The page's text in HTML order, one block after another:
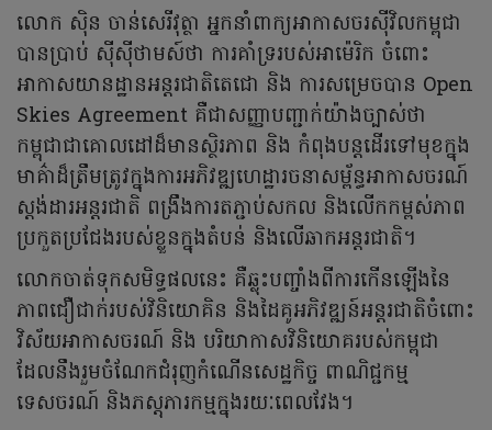
លោក ស៊ិន ចាន់សេរីវុត្ថា អ្នកនាំពាក្យអាកាសចរស៊ីវិលកម្ពុជា
បានប្រាប់ ស៊ីស៊ីថាមស៍ថា ការគាំទ្ររបស់អាម៉េរិក ចំពោះ
អាកាសយានដ្ឋានអន្តរជាតិតេជោ និង ការសម្រេចបាន Open
Skies Agreement គឺជាសញ្ញាបញ្ជាក់យ៉ាងច្បាស់ថា
កម្ពុជាជាគោលដៅដ៏មានស្ថិរភាព និង កំពុងបន្តដើរទៅមុខក្នុង
មាគ៌ាដ៏ត្រឹមត្រូវក្នុងការអភិវឌ្ឍហេដ្ឋារចនាសម្ព័ន្ធអាកាសចរណ៍
ស្តង់ដារអន្តរជាតិ ពង្រឹងការតភ្ជាប់សកល និងលើកកម្ពស់ភាព
ប្រកួតប្រជែងរបស់ខ្លួនក្នុងតំបន់ និងលើឆាកអន្តរជាតិ។
លោកចាត់ទុកសមិទ្ធផលនេះ គឺឆ្លុះបញ្ចាំងពីការកើនឡើងនៃ
ភាពជឿជាក់របស់វិនិយោគិន និងដៃគូអភិវឌ្ឍន៍អន្តរជាតិចំពោះ
វិស័យអាកាសចរណ៍ និង បរិយាកាសវិនិយោគរបស់កម្ពុជា
ដែលនឹងរួមចំណែកជំរុញកំណើនសេដ្ឋកិច្ច ពាណិជ្ជកម្ម
ទេសចរណ៍ និងភស្តុភារកម្មក្នុងរយៈពេលវែង។